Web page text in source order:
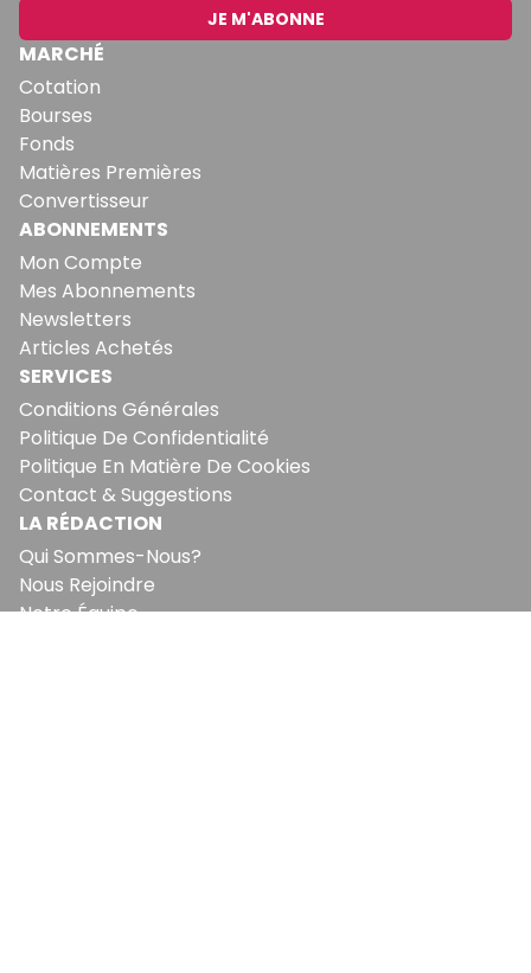
JE M'ABONNE
MARCHÉ
Cotation
Bourses
Fonds
Matières Premières
Convertisseur
ABONNEMENTS
Mon Compte
Mes Abonnements
Newsletters
Articles Achetés
SERVICES
Conditions Générales
Politique De Confidentialité
Politique En Matière De Cookies
Contact & Suggestions
LA RÉDACTION
Qui Sommes-Nous?
Nous Rejoindre
Notre Équipe